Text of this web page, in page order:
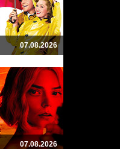
07.08.2026
07.08.2026